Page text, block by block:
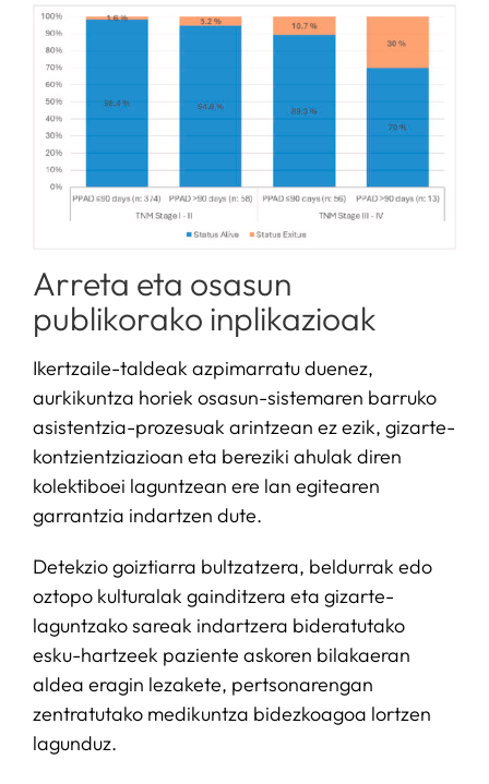
Arreta eta osasun
publikorako inplikazioak
Ikertzaile-taldeak azpimarratu duenez,
aurkikuntza horiek osasun-sistemaren barruko
asistentzia-prozesuak arintzean ez ezik, gizarte-
kontzientziazioan eta bereziki ahulak diren
kolektiboei laguntzean ere lan egitearen
garrantzia indartzen dute.
Detekzio goiztiarra bultzatzera, beldurrak edo
oztopo kulturalak gainditzera eta gizarte-
laguntzako sareak indartzera bideratutako
esku-hartzeek paziente askoren bilakaeran
aldea eragin lezakete, pertsonarengan
zentratutako medikuntza bidezkoagoa lortzen
lagunduz.